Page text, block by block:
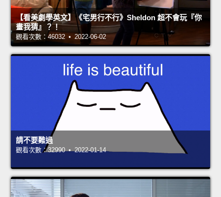
【看美劇學英文】《宅男行不行》Sheldon 超不會玩『你
畫我猜』？！
觀看次數：46032 • 2022-06-02
請不要難過
觀看次數：32990 • 2022-01-14